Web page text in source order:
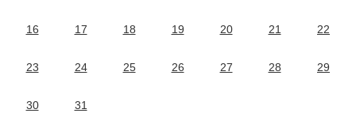
16 17 18 19 20 21 22
23 24 25 26 27 28 29
30 31